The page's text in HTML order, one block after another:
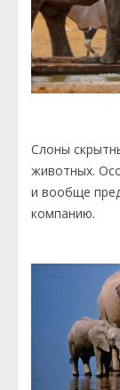
Слоны
животных.
и вообще
компанию.